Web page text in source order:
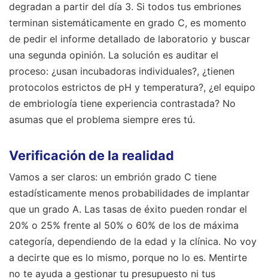
degradan a partir del día 3. Si todos tus embriones
terminan sistemáticamente en grado C, es momento
de pedir el informe detallado de laboratorio y buscar
una segunda opinión. La solución es auditar el
proceso: ¿usan incubadoras individuales?, ¿tienen
protocolos estrictos de pH y temperatura?, ¿el equipo
de embriología tiene experiencia contrastada? No
asumas que el problema siempre eres tú.
Verificación de la realidad
Vamos a ser claros: un embrión grado C tiene
estadísticamente menos probabilidades de implantar
que un grado A. Las tasas de éxito pueden rondar el
20% o 25% frente al 50% o 60% de los de máxima
categoría, dependiendo de la edad y la clínica. No voy
a decirte que es lo mismo, porque no lo es. Mentirte
no te ayuda a gestionar tu presupuesto ni tus